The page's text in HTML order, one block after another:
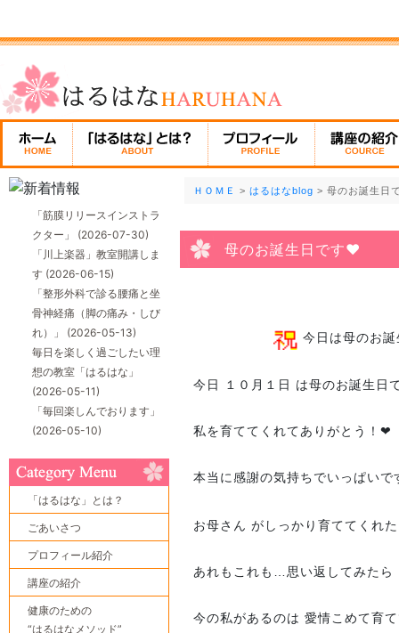
ＨＯＭＥ > はるはなblog > 母のお誕生日
母のお誕生日です❤
今日は母のお
今日 １０月１日 は母のお誕生日
私を育ててくれてありがとう！❤
本当に感謝の気持ちでいっぱい
お母さん がしっかり育ててくれ
あれもこれも…思い返してみたら
今の私があるのは 愛情こめて育
「筋膜リリースインストラ
クター」 (2026-07-30)
「川上楽器」教室開講しま
す (2026-06-15)
「整形外科で診る腰痛と坐
骨神経痛（脚の痛み・しび
れ）」 (2026-05-13)
毎日を楽しく過ごしたい理
想の教室「はるはな」
(2026-05-11)
「毎回楽しんでおります」
(2026-05-10)
「はるはな」とは？
ごあいさつ
プロフィール紹介
講座の紹介
健康のための
“はるはなメソッド”